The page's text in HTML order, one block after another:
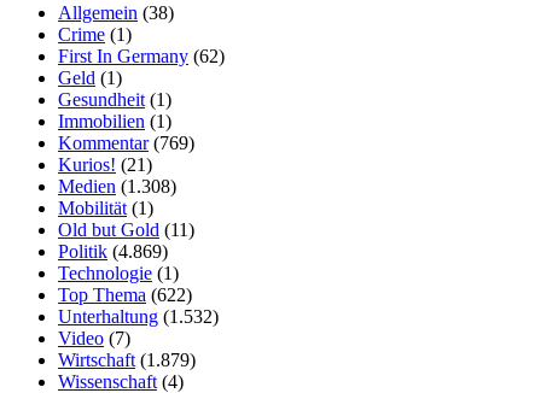
Allgemein (38)
Crime (1)
First In Germany (62)
Geld (1)
Gesundheit (1)
Immobilien (1)
Kommentar(769)
Kurios! (21)
Medien (1.308)
Mobilität (1)
Old but Gold (11)
Politik (4.869)
Technologie (1)
Top Thema (622)
Unterhaltung (1.532)
Video (7)
Wirtschaft (1.879)
Wissenschaft (4)